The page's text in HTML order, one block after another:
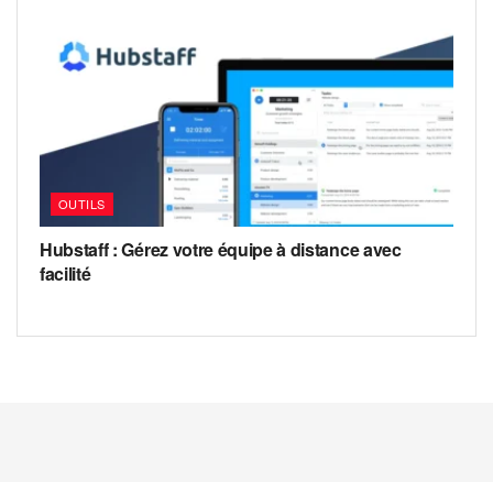
OUTILS
Hubstaff : Gérez votre équipe à distance avec
facilité